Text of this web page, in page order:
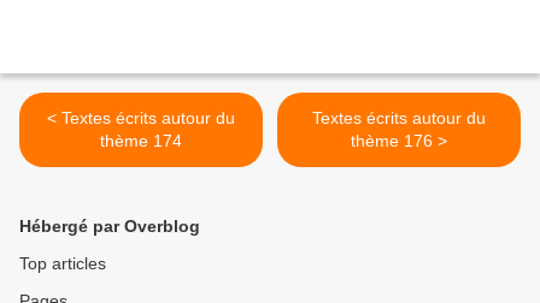
< Textes écrits autour du
thème 174
Textes écrits autour du
thème 176 >
Hébergé par Overblog
Top articles